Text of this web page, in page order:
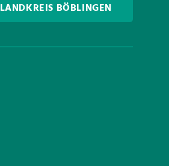
LANDKREIS BÖBLINGEN